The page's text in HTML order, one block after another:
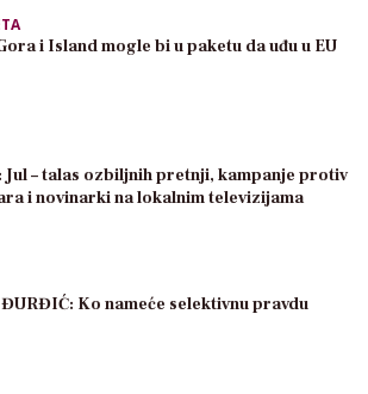
i Island mogle bi u paketu da uđu u EU
Jul – talas ozbiljnih pretnji, kampanje protiv
i novinarki na lokalnim televizijama
ĐURĐIĆ: Ko nameće selektivnu pravdu